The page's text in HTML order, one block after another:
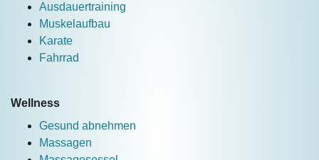
Ausdauertraining
Muskelaufbau
Karate
Fahrrad
Wellness
Gesund abnehmen
Massagen